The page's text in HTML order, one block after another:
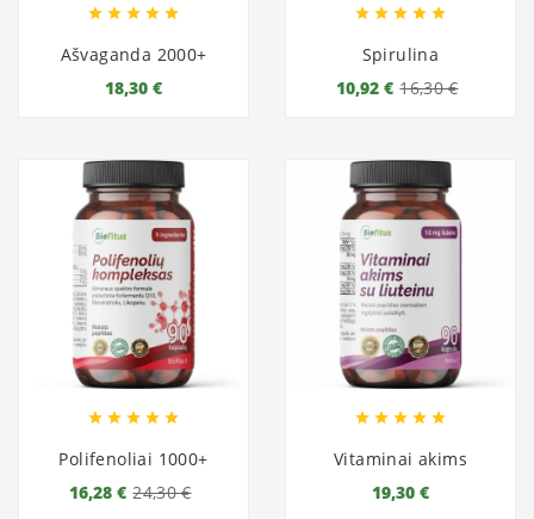
    
Ašvaganda 2000+
18,30 €
    
Spirulina
10,92 € 16,30 €
    
Polifenoliai 1000+
16,28 € 24,30 €
    
Vitaminai akims
19,30 €